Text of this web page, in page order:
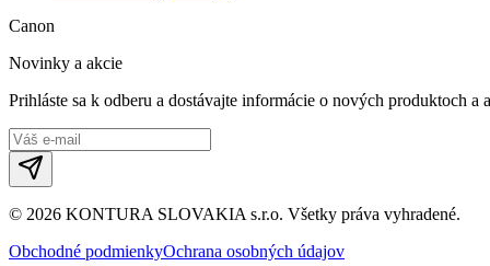
Canon
Novinky a akcie
Prihláste sa k odberu a dostávajte informácie o nových produktoch a
© 2026 KONTURA SLOVAKIA s.r.o. Všetky práva vyhradené.
Obchodné podmienkyOchrana osobných údajov